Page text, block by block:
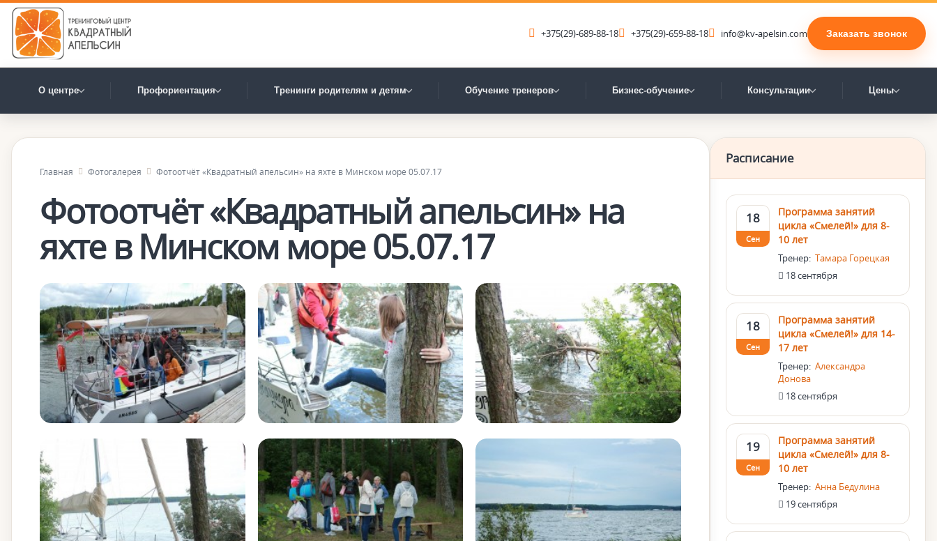
+375(29)-689-88-18 +375(29)-659-88-18 info@kv-apelsin.com Заказать звонок
О центре Профориентация Тренинги родителям и детям Обучение тренеров Бизнес-обучение Консультации Цены
Главная Фотогалерея Фотоотчёт «Квадратный апельсин» на яхте в Минском море 05.07.17
Фотоотчёт «Квадратный апельсин» на
яхте в Минском море 05.07.17
Расписание
18
Сен
Программа занятий
цикла «Смелей!» для 8-
10 лет
Тренер: Тамара Горецкая
18 сентября
18
Сен
Программа занятий
цикла «Смелей!» для 14-
17 лет
Тренер: Александра
Донова
18 сентября
19
Сен
Программа занятий
цикла «Смелей!» для 8-
10 лет
Тренер: Анна Бедулина
19 сентября